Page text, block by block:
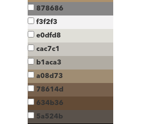
878686
f3f2f3
e0dfd8
cac7c1
b1aca3
a08d73
78614d
634b36
5a524b